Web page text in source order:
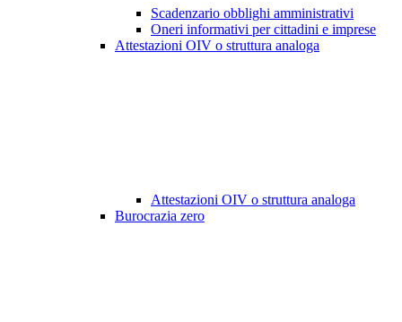
Scadenzario obblighi amministrativi
Oneri informativi per cittadini e imprese
Attestazioni OIV o struttura analoga
Attestazioni OIV o struttura analoga
Burocrazia zero